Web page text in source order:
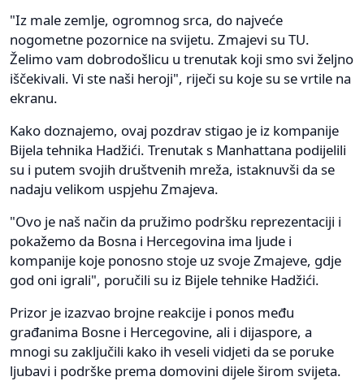
"Iz male zemlje, ogromnog srca, do najveće
nogometne pozornice na svijetu. Zmajevi su TU.
Želimo vam dobrodošlicu u trenutak koji smo svi željno
iščekivali. Vi ste naši heroji", riječi su koje su se vrtile na
ekranu.
Kako doznajemo, ovaj pozdrav stigao je iz kompanije
Bijela tehnika Hadžići. Trenutak s Manhattana podijelili
su i putem svojih društvenih mreža, istaknuvši da se
nadaju velikom uspjehu Zmajeva.
"Ovo je naš način da pružimo podršku reprezentaciji i
pokažemo da Bosna i Hercegovina ima ljude i
kompanije koje ponosno stoje uz svoje Zmajeve, gdje
god oni igrali", poručili su iz Bijele tehnike Hadžići.
Prizor je izazvao brojne reakcije i ponos među
građanima Bosne i Hercegovine, ali i dijaspore, a
mnogi su zaključili kako ih veseli vidjeti da se poruke
ljubavi i podrške prema domovini dijele širom svijeta.